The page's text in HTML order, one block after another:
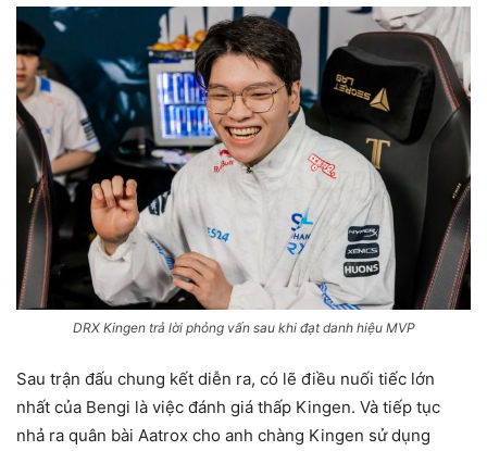
DRX Kingen trả lời phỏng vấn sau khi đạt danh hiệu MVP
Sau trận đấu chung kết diễn ra, có lẽ điều nuối tiếc lớn
nhất của Bengi là việc đánh giá thấp Kingen. Và tiếp tục
nhả ra quân bài Aatrox cho anh chàng Kingen sử dụng